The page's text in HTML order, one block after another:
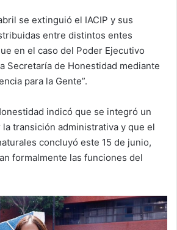
se extinguió el IACIP y sus
entre distintos entes
en el caso del Poder Ejecutivo
Secretaría de Honestidad mediante
para la Gente”.
indicó que se integró un
transición administrativa y que el
concluyó este 15 de junio,
formalmente las funciones del